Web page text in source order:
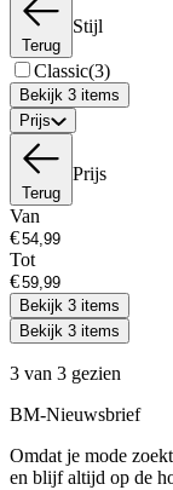
Terug
Stijl
Classic(3)
Bekijk 3 items
Prijs
Terug
Prijs
Van
€
Tot
€
Bekijk 3 items
Bekijk 3 items
3 van 3 gezien
BM-Nieuwsbrief
Omdat je mode
en blijf altijd op de